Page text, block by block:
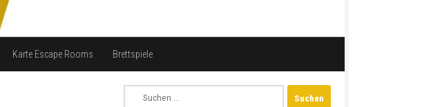
Karte Escape Rooms Brettspiele